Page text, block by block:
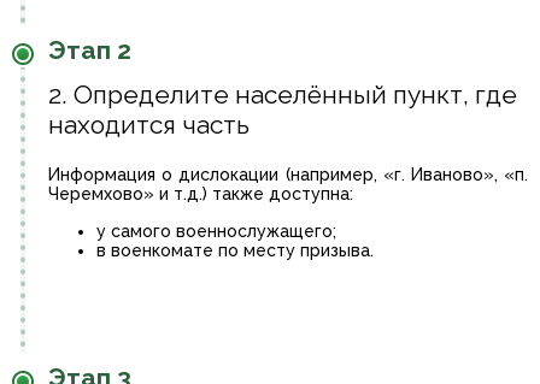
Этап 2
2. Определите населённый пункт, где
находится часть
Информация о дислокации (например, «г. Иваново», «п.
Черемхово» и т.д.) также доступна:
у самого военнослужащего;
в военкомате по месту призыва.
Этап 3